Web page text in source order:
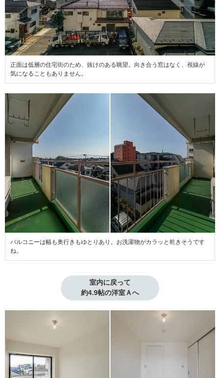
正面は低層の住宅街のため、抜けのある眺望。向き合う窓はなく、視線が
気になることもありません。
バルコニーは幅も奥行きもゆとりあり。お洗濯物がカラッと乾きそうです
ね。
室内に戻って
約4.9帖の洋室Ａへ